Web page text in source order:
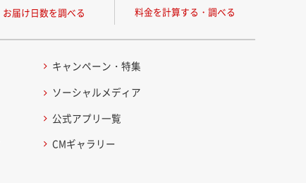
お届け日数を調べる 料金を計算する・調べる
キャンペーン・特集
ソーシャルメディア
公式アプリ一覧
CMギャラリー